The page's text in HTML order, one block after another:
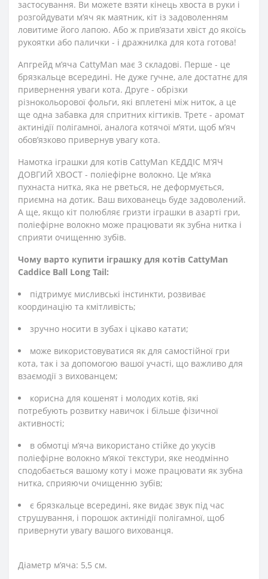
застосування. Ви можете взяти кінець хвоста в руки і
розгойдувати м’яч як маятник, кіт із задоволенням
ловитиме його лапою. Або ж прив’язати хвіст до якоїсь
рукоятки або палички - і дражнилка для кота готова!
Апгрейд м’яча CattyMan має 3 складові. Перше - це
брязкальце всередині. Не дуже гучне, але достатнє для
привернення уваги кота. Друге - обрізки
різнокольорової фольги, які вплетені між ниток, а це
ще одна забавка для спритних кігтиків. Третє - аромат
актинідії полігамної, аналога котячої м’яти, щоб м’яч
обов’язково привернув увагу кота.
Намотка іграшки для котів CattyMan КЕДДІС М’ЯЧ
ДОВГИЙ ХВОСТ - поліефірне волокно. Це м’яка
пухнаста нитка, яка не рветься, не деформується,
приємна на дотик. Ваш вихованець буде задоволений.
А ще, якщо кіт полюбляє гризти іграшки в азарті гри,
поліефірне волокно може працювати як зубна нитка і
сприяти очищенню зубів.
Чому варто купити іграшку для котів CattyMan
Caddice Ball Long Tail:
підтримує мисливські інстинкти, розвиває
координацію та кмітливість;
зручно носити в зубах і цікаво катати;
може використовуватися як для самостійної гри
кота, так і за допомогою вашої участі, що важливо для
взаємодії з вихованцем;
корисна для кошенят і молодих котів, які
потребують розвитку навичок і більше фізичної
активності;
в обмотці м’яча використано стійке до укусів
поліефірне волокно м’якої текстури, яке неодмінно
сподобається вашому коту і може працювати як зубна
нитка, сприяючи очищенню зубів;
є брязкальце всередині, яке видає звук під час
струшування, і порошок актинідії полігамної, щоб
привернути увагу вашого вихованця.
Діаметр м’яча: 5,5 см.